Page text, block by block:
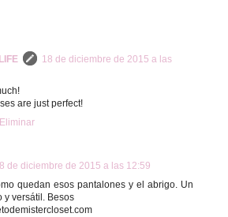
18 de diciembre de 2015 a las
are just perfect!
Eliminar
de diciembre de 2015 a las 12:59
quedan esos pantalones y el abrigo. Un
y versátil. Besos